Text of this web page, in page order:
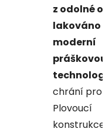
z odolné
lakováno
moderní
práškovou
technologií
chrání proti
Plovoucí
konstrukce